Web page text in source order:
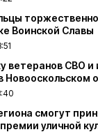
Воинской Славы
ветеранов СВО и
Новооскольском
смогут
уличной